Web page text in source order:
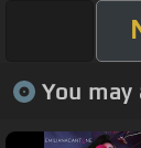
You